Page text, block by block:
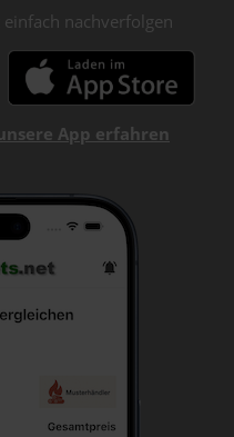
nachverfolgen
App erfahren